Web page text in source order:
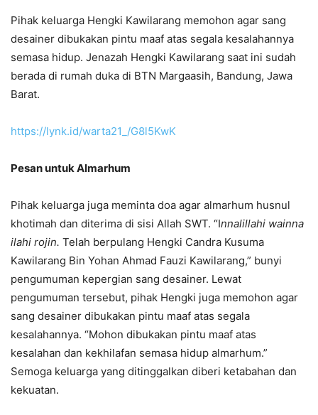
Pihak keluarga Hengki Kawilarang memohon agar sang
desainer dibukakan pintu maaf atas segala kesalahannya
semasa hidup. Jenazah Hengki Kawilarang saat ini sudah
berada di rumah duka di BTN Margaasih, Bandung, Jawa
Barat.
https://lynk.id/warta21_/G8l5KwK
Pesan untuk Almarhum
Pihak keluarga juga meminta doa agar almarhum husnul
khotimah dan diterima di sisi Allah SWT. “Innalillahi wainna
ilahi rojin. Telah berpulang Hengki Candra Kusuma
Kawilarang Bin Yohan Ahmad Fauzi Kawilarang,” bunyi
pengumuman kepergian sang desainer. Lewat
pengumuman tersebut, pihak Hengki juga memohon agar
sang desainer dibukakan pintu maaf atas segala
kesalahannya. “Mohon dibukakan pintu maaf atas
kesalahan dan kekhilafan semasa hidup almarhum.”
Semoga keluarga yang ditinggalkan diberi ketabahan dan
kekuatan.